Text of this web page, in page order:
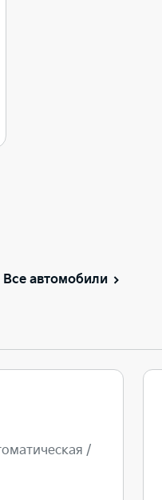
Все автомобили
/